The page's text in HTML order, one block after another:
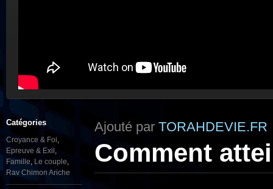
Catégories
Croyance & Foi,
Epreuve & Exil ,
Famille, Le couple,
Rav Chimon Ariche
Ajouté par TORAHDEVIE.FR
Comment